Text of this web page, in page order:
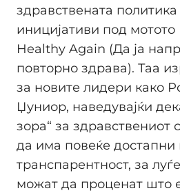
здравствената
иницијативи под
Healthy Again (Да ја
повторно здрава). Таа
за новите лидери како
Џуниор, наведувајќи
зора“ за здравствениот
да има повеќе достапни
транспарентност, за
можат да проценат што